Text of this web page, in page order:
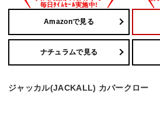
Amazonで見る
ナチュラムで見る
ジャッカル(JACKALL) カバークロー